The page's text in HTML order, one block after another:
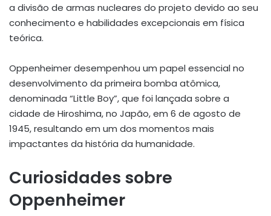
a divisão de armas nucleares do projeto devido ao seu
conhecimento e habilidades excepcionais em física
teórica.
Oppenheimer desempenhou um papel essencial no
desenvolvimento da primeira bomba atômica,
denominada “Little Boy”, que foi lançada sobre a
cidade de Hiroshima, no Japão, em 6 de agosto de
1945, resultando em um dos momentos mais
impactantes da história da humanidade.
Curiosidades sobre
Oppenheimer